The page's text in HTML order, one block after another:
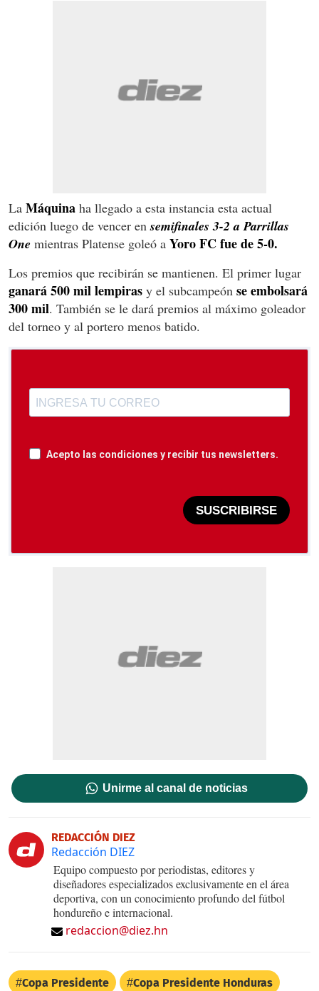
La Máquina ha llegado a esta instancia esta actual
edición luego de vencer ensemifinales 3-2 a Parrillas
One mientras Platense goleó a Yoro FC fue de 5-0.
Los premios que recibirán se mantienen. El primer lugar
ganará 500 mil lempiras y el subcampeón se embolsará
300 mil. También se le dará premios al máximo goleador
del torneo y al portero menos batido.
Acepto las condiciones y recibir tus newsletters.
SUSCRIBIRSE
Unirme al canal de noticias
REDACCIÓN DIEZ
Redacción DIEZ
Equipo compuesto por periodistas, editores y
diseñadores especializados exclusivamente en el área
deportiva, con un conocimiento profundo del fútbol
hondureño e internacional.
redaccion@diez.hn
Copa Presidente Copa Presidente Honduras